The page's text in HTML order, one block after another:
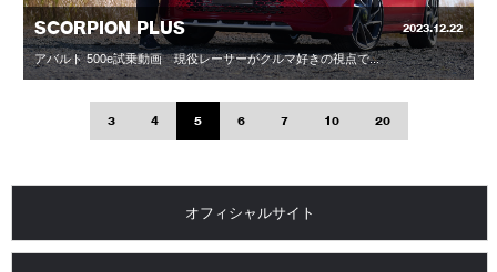
SCORPION PLUS 2023.12.22
アバルト 500e試乗動画 現役レーサーがクルマ好きの視点で...
3 4 5 6 7 10 20
オフィシャルサイト